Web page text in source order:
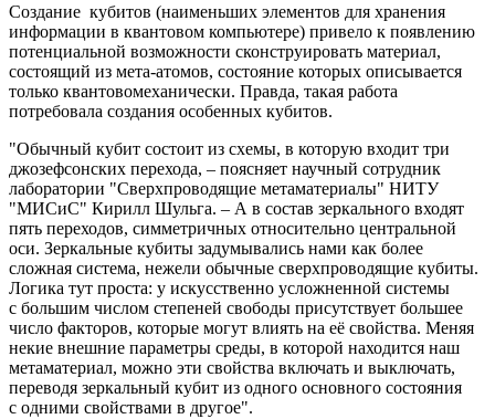
Создание кубитов (наименьших элементов для хранения
информации в квантовом компьютере) привело к появлению
потенциальной возможности сконструировать материал,
состоящий из мета-атомов, состояние которых описывается
только квантовомеханически. Правда, такая работа
потребовала создания особенных кубитов.
"Обычный кубит состоит из схемы, в которую входит три
джозефсонских перехода, – поясняет научный сотрудник
лаборатории "Сверхпроводящие метаматериалы" НИТУ
"МИСиС" Кирилл Шульга. – А в состав зеркального входят
пять переходов, симметричных относительно центральной
оси. Зеркальные кубиты задумывались нами как более
сложная система, нежели обычные сверхпроводящие кубиты.
Логика тут проста: у искусственно усложненной системы
с большим числом степеней свободы присутствует большее
число факторов, которые могут влиять на её свойства. Меняя
некие внешние параметры среды, в которой находится наш
метаматериал, можно эти свойства включать и выключать,
переводя зеркальный кубит из одного основного состояния
с одними свойствами в другое".